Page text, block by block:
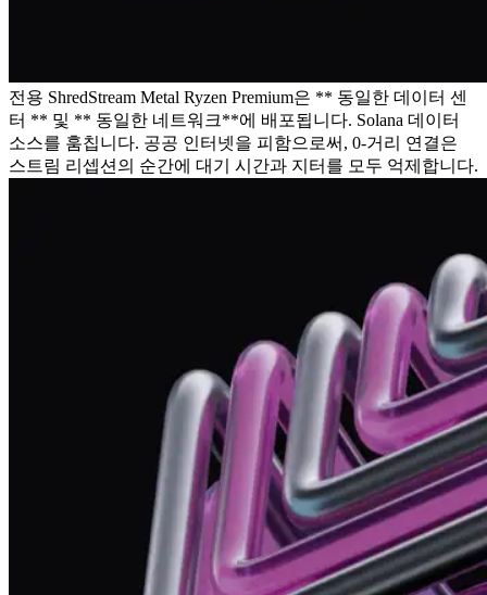
전용 ShredStream Metal Ryzen Premium은 ** 동일한 데이터 센
터 ** 및 ** 동일한 네트워크**에 배포됩니다. Solana 데이터
소스를 훔칩니다. 공공 인터넷을 피함으로써, 0-거리 연결은
스트림 리셉션의 순간에 대기 시간과 지터를 모두 억제합니다.